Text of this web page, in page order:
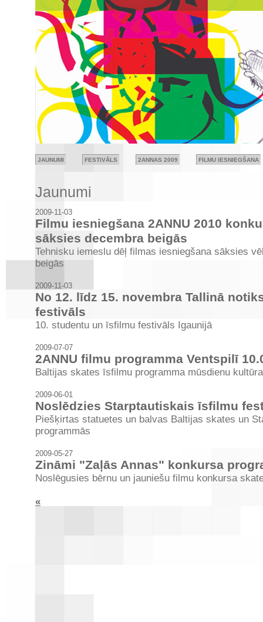
JAUNUMI FESTIVĀLS 2ANNAS 2009 FILMU IESNIEGŠANA
Jaunumi
2009-11-03
Filmu iesniegšana 2ANNU 2010
sāksies decembra beigās
Tehnisku iemeslu dēļ filmas iesniegšana sāksies
beigās
2009-11-03
No 12. līdz 15. novembra Tallinā
festivāls
10. studentu un īsfilmu festivāls Igaunijā
2009-07-07
2ANNU filmu programma Ventspilī
Baltijas skates īsfilmu programma mūsdienu
2009-06-01
Noslēdzies Starptautiskais īsfilmu
Piešķirtas statuetes un balvas Baltijas skates un
programmās
2009-05-27
Zināmi "Zaļās Annas" konkursa
Noslēgusies bērnu un jauniešu filmu konkursa
«